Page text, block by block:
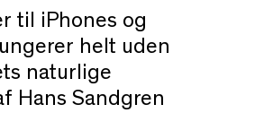
til iPhones og
helt uden
naturlige
Hans Sandgren